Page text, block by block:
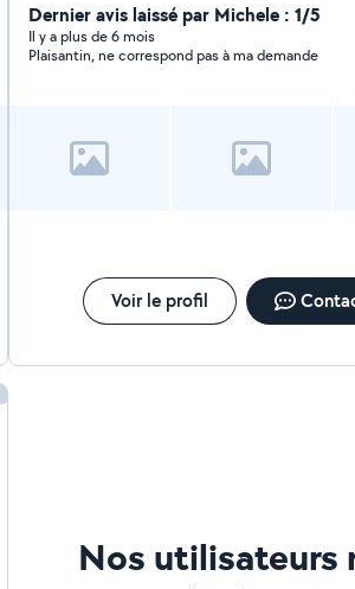
Dernier avis laissé par Michele : 1/5
Il y a plus de 6 mois
Plaisantin, ne correspond pas à ma demande
Voir le profil
Nos utilisateurs